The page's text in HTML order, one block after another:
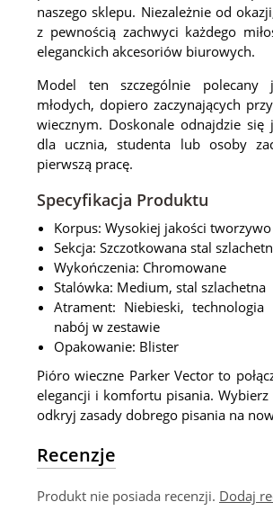
naszego sklepu. Niezależnie od
z pewnością zachwyci każdego
eleganckich akcesoriów biurowych.
Model ten szczególnie
młodych, dopiero zaczynających
wiecznym. Doskonale odnajdzie się
dla ucznia, studenta lub osoby
pierwszą pracę.
Specyfikacja Produktu
Korpus: Wysokiej jakości
Sekcja: Szczotkowana stal
Wykończenia: Chromowane
Stalówka: Medium, stal szlachetna
Atrament: Niebieski,
nabój w zestawie
Opakowanie: Blister
Pióro wieczne Parker Vector to
elegancji i komfortu pisania. Wybierz
odkryj zasady dobrego pisania na
Recenzje
Produkt nie posiada recenzji. Dodaj